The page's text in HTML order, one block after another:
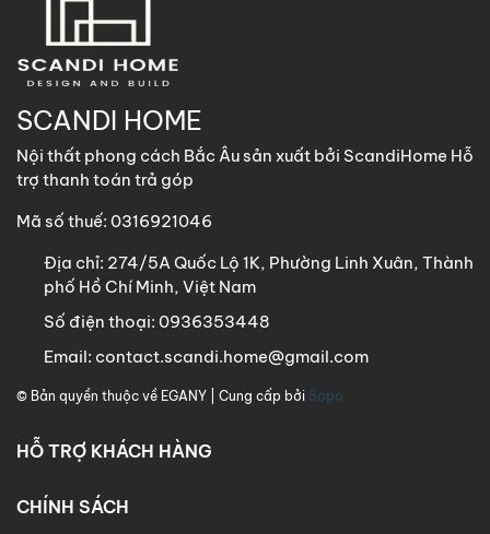
SCANDI HOME
Nội thất phong cách Bắc Âu sản xuất bởi ScandiHome Hỗ
trợ thanh toán trả góp
Mã số thuế: 0316921046
Địa chỉ: 274/5A Quốc Lộ 1K, Phường Linh Xuân, Thành
phố Hồ Chí Minh, Việt Nam
Số điện thoại: 0936353448
Email: contact.scandi.home@gmail.com
© Bản quyền thuộc về EGANY | Cung cấp bởi Sapo
HỖ TRỢ KHÁCH HÀNG
CHÍNH SÁCH